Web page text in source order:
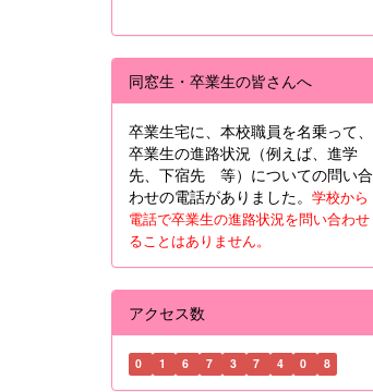
同窓生・卒業生の皆さんへ
卒業生宅に、本校職員を名乗って、
卒業生の進路状況（例えば、進学
先、下宿先 等）についての問い合
わせの電話がありました。 学校から
電話で卒業生の進路状況を問い合わせ
ることはありません。
アクセス数
0 1 6 7 3 7 4 0 8